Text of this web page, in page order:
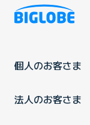
個人のお客さま
法人のお客さま